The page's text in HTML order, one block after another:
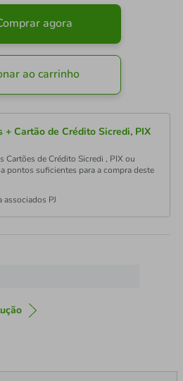
agora
ao carrinho
+ Cartão de Crédito Sicredi, PIX
Cartões de Crédito Sicredi , PIX ou
pontos suficientes para a compra deste
PJ